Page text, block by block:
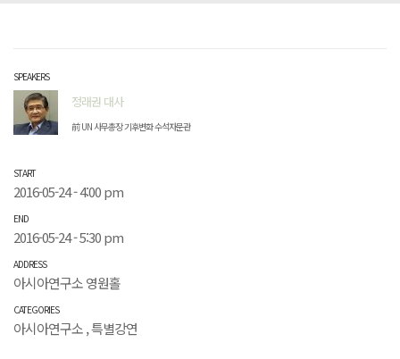
SPEAKERS
정래권 대사
前 UN 사무총장 기후변화 수석자문관
START
2016-05-24 - 4:00 pm
END
2016-05-24 - 5:30 pm
ADDRESS
아시아연구소 영원홀
CATEGORIES
아시아연구소,특별강연